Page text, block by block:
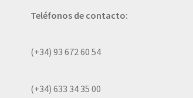
Teléfonos de contacto:
(+34) 93 672 60 54
(+34) 633 34 35 00